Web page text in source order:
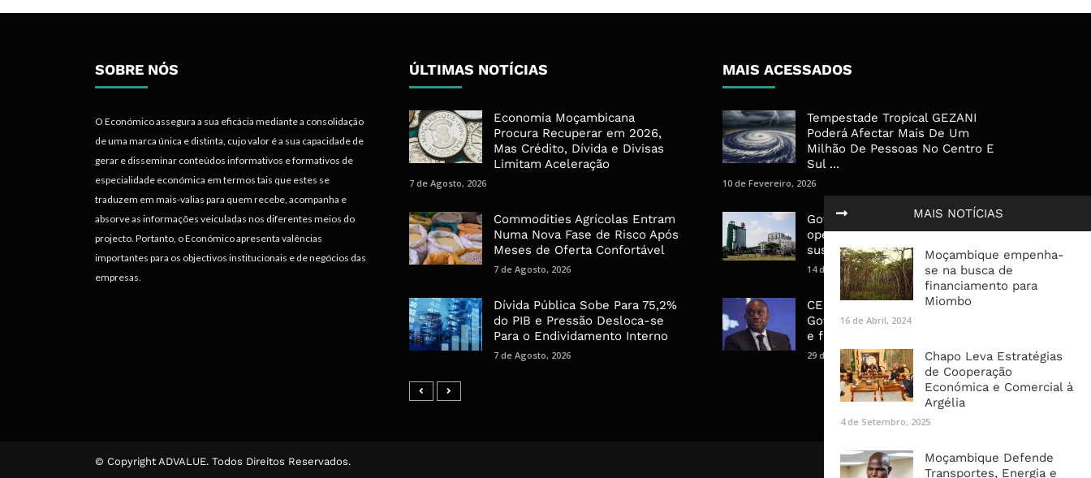
MAIS NOTÍCIAS
Moçambique empenha-
se na busca de
financiamento para
Miombo
16 de Abril, 2024
Chapo Leva Estratégias
de Cooperação
Económica e Comercial à
Argélia
4 de Setembro, 2025
Moçambique Defende
Transportes, Energia e
SOBRE NÓS
O Económico assegura a sua eficácia mediante a consolidação
de uma marca única e distinta, cujo valor é a sua capacidade de
gerar e disseminar conteúdos informativos e formativos de
especialidade económica em termos tais que estes se
traduzem em mais-valias para quem recebe, acompanha e
absorve as informações veiculadas nos diferentes meios do
projecto. Portanto, o Económico apresenta valências
importantes para os objectivos institucionais e de negócios das
empresas.
ÚLTIMAS NOTÍCIAS
Economia Moçambicana
Procura Recuperar em 2026,
Mas Crédito, Dívida e Divisas
Limitam Aceleração
7 de Agosto, 2026
Commodities Agrícolas Entram
Numa Nova Fase de Risco Após
Meses de Oferta Confortável
7 de Agosto, 2026
Dívida Pública Sobe Para 75,2%
do PIB e Pressão Desloca-se
Para o Endividamento Interno
7 de Agosto, 2026
MAIS ACESSADOS
Tempestade Tropical GEZANI
Poderá Afectar Mais De Um
Milhão De Pessoas No Centro E
Sul ...
10 de Fevereiro, 2026
Governo admite nova
operadora para a Mozal após
suspensão das operações
14 de Março, 2026
CEO do Standard Bank pede ao
Governo que “saia do caminho”
e facilite os negócios
29 de Janeiro, 2025
© Copyright ADVALUE. Todos Direitos Reservados.